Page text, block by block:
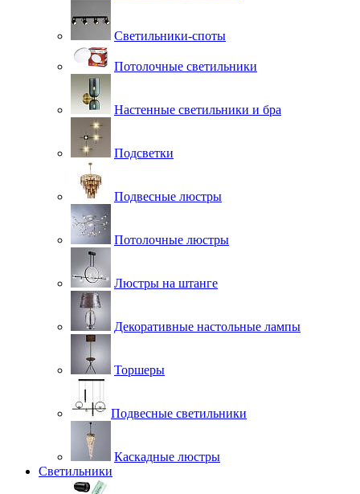
Светильники-споты
Потолочные светильники
Настенные светильники и бра
Подсветки
Подвесные люстры
Потолочные люстры
Люстры на штанге
Декоративные настольные лампы
Торшеры
Подвесные светильники
Каскадные люстры
Светильники